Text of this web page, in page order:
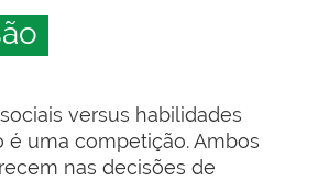
versus habilidades
é uma competição. Ambos
nas decisões de